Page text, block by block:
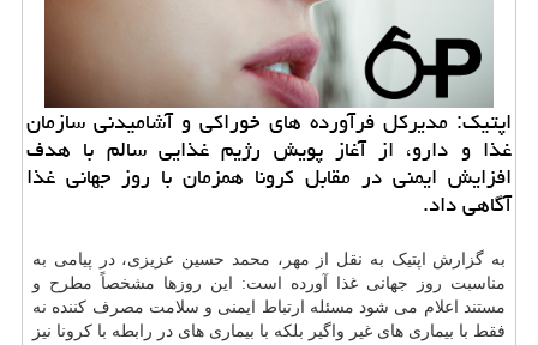
اپتیك: مدیركل فرآورده های خوراكی و آشامیدنی سازمان
غذا و دارو، از آغاز پویش رژیم غذایی سالم با هدف
افزایش ایمنی در مقابل كرونا همزمان با روز جهانی غذا
آگاهی داد.
به گزارش اپتیک به نقل از مهر، محمد حسین عزیزی، در پیامی به
مناسبت روز جهانی غذا آورده است: این روزها مشخصاً مطرح و
مستند اعلام می شود مسئله ارتباط ایمنی و سلامت مصرف کننده نه
فقط با بیماری های غیر واگیر بلکه با بیماری های در رابطه با کرونا نیز